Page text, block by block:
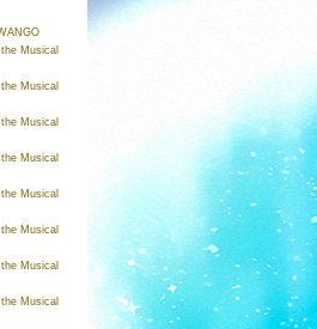
Musical
Musical
Musical
Musical
Musical
Musical
Musical
Musical